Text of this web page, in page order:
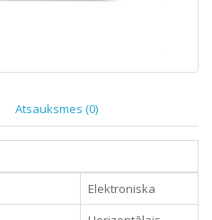
Atsauksmes (0)
Elektroniska